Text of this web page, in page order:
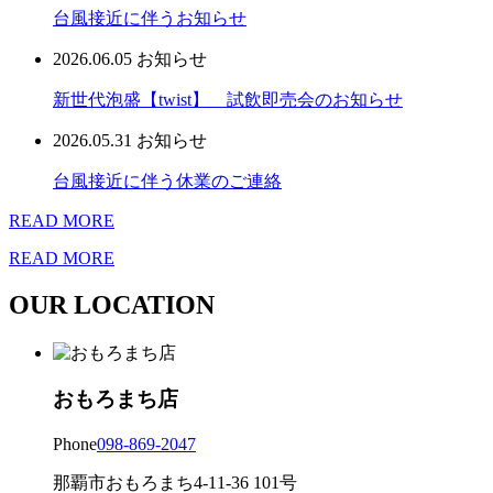
台風接近に伴うお知らせ
2026.06.05 お知らせ
新世代泡盛【twist】 試飲即売会のお知らせ
2026.05.31 お知らせ
台風接近に伴う休業のご連絡
READ MORE
READ MORE
OUR LOCATION
おもろまち店
Phone098-869-2047
那覇市おもろまち4-11-36 101号